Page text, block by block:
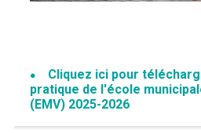
Cliquez ici pour
pratique de l'école
(EMV) 2025-2026